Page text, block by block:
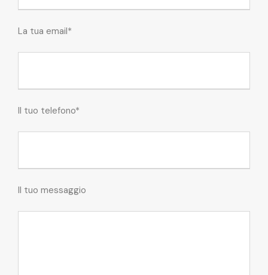
La tua email*
Il tuo telefono*
Il tuo messaggio